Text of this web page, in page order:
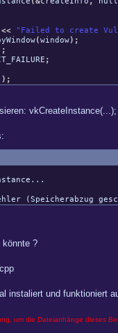
<< "Failed to create
(window) ;
;
;
) ;
vkCreateInstance(...);
(Speicherabzug
könnte ?
instaliert und funktioniert
um die Dateianhänge dieses